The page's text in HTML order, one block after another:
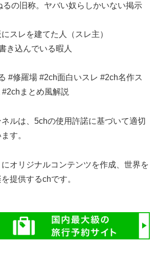
るの旧称。ヤバい奴らしかいない掲示
スレを建てた人（スレ主）
き込んでいる暇人
#修羅場 #2ch面白いスレ #2ch名作ス
まとめ風解説
ルは、5chの使用許諾に基づいて適切
す。
オリジナルコンテンツを作成、世界を
提供するchです。